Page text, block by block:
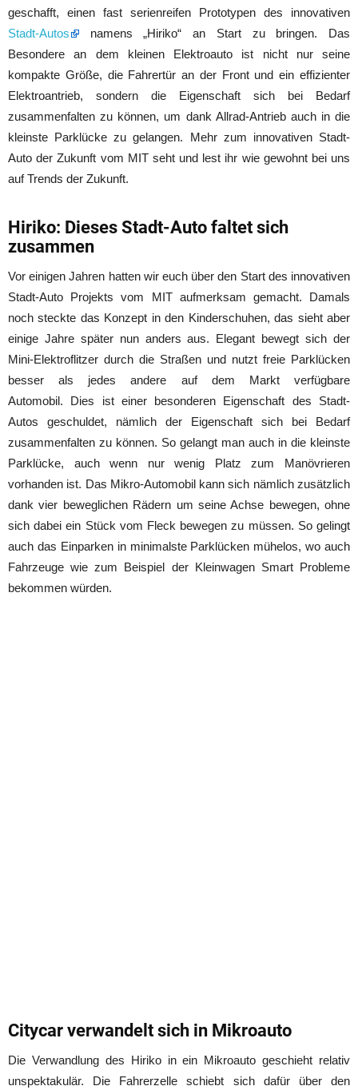
geschafft, einen fast serienreifen Prototypen des innovativen
Stadt-Autos
namens „Hiriko“ an Start zu bringen. Das
Besondere an dem kleinen Elektroauto ist nicht nur seine
kompakte Größe, die Fahrertür an der Front und ein effizienter
Elektroantrieb, sondern die Eigenschaft sich bei Bedarf
zusammenfalten zu können, um dank Allrad-Antrieb auch in die
kleinste Parklücke zu gelangen. Mehr zum innovativen Stadt-
Auto der Zukunft vom MIT seht und lest ihr wie gewohnt bei uns
auf Trends der Zukunft.
Hiriko: Dieses Stadt-Auto faltet sich
zusammen
Vor einigen Jahren hatten wir euch über den Start des innovativen
Stadt-Auto Projekts vom MIT aufmerksam gemacht. Damals
noch steckte das Konzept in den Kinderschuhen, das sieht aber
einige Jahre später nun anders aus. Elegant bewegt sich der
Mini-Elektroflitzer durch die Straßen und nutzt freie Parklücken
besser als jedes andere auf dem Markt verfügbare
Automobil. Dies ist einer besonderen Eigenschaft des Stadt-
Autos geschuldet, nämlich der Eigenschaft sich bei Bedarf
zusammenfalten zu können. So gelangt man auch in die kleinste
Parklücke, auch wenn nur wenig Platz zum Manövrieren
vorhanden ist. Das Mikro-Automobil kann sich nämlich zusätzlich
dank vier beweglichen Rädern um seine Achse bewegen, ohne
sich dabei ein Stück vom Fleck bewegen zu müssen. So gelingt
auch das Einparken in minimalste Parklücken mühelos, wo auch
Fahrzeuge wie zum Beispiel der Kleinwagen Smart Probleme
bekommen würden.
Citycar verwandelt sich in Mikroauto
Die Verwandlung des Hiriko in ein Mikroauto geschieht relativ
unspektakulär. Die Fahrerzelle schiebt sich dafür über den